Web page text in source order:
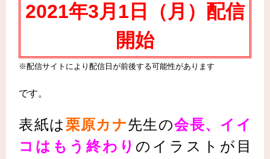
2021年3月1日（月 ）配信
開始
※配信サイトにより配信日が前後する可能性があります
です。
表紙は 栗原カナ先生の会長、イイ
コはもう終わり の イラストが目